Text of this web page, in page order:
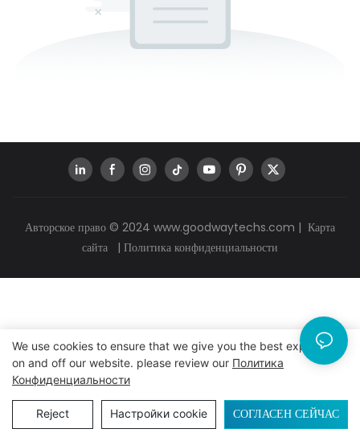
Авторское право © 2024 www.goodwaytechs.com | Карта
сайта
| Политика конфиденциальности
We use cookies to ensure that we give you the best experience
on and off our website. please review our Политика
Конфиденциальности
Reject Настройки cookie СОГЛАСЕН СЕЙЧАС